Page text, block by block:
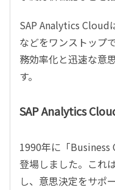
SAP Analytics Cloud
などをワンストップ
務効率化と迅速な意
す。
SAP Analytics
1990年に「Business
登場しました。これ
し、意思決定をサポ